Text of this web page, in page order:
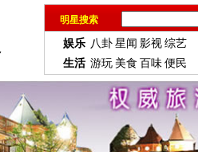
明星搜索
娱乐 八卦星闻 影视综艺
生活 游玩 美食 百味便民